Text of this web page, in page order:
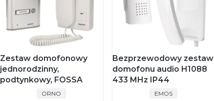
Zestaw domofonowy
jednorodzinny,
podtynkowy, FOSSA
PRODUCENT
ORNO
Bezprzewodowy zestaw
domofonu audio H1088
433 MHz IP44
PRODUCENT
EMOS